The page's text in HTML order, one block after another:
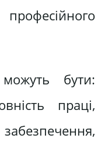
бути:
праці,